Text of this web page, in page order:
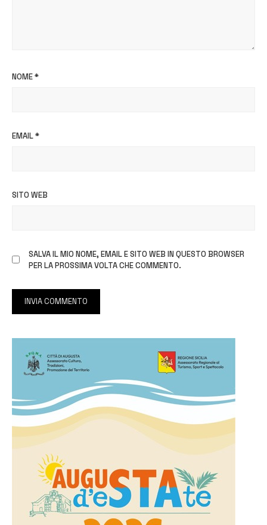
NOME*
EMAIL*
SITO WEB
SALVA IL MIO NOME, EMAIL E SITO WEB IN QUESTO BROWSER
PER LA PROSSIMA VOLTA CHE COMMENTO.